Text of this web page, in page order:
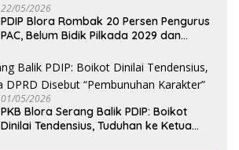
22/05/2026
PDIP Blora Rombak 20 Persen Pengurus
PAC, Belum Bidik Pilkada 2029 dan
01/05/2026
PKB Blora Serang Balik PDIP: Boikot
Dinilai Tendensius, Tuduhan ke Ketua